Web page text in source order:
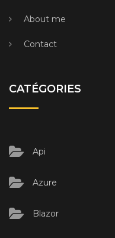
About me
Contact
CATÉGORIES
Api
Azure
Blazor